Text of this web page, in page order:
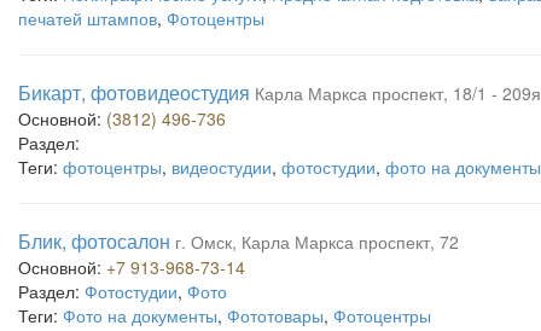
печатей штампов, Фотоцентры
Бикарт, фотовидеостудия Карла Маркса проспект, 18/1 -
Основной: (3812) 496-736
Раздел:
Теги: фотоцентры, видеостудии, фотостудии, фото на документы
Блик, фотосалон г. Омск, Карла Маркса проспект, 72
Основной: +7 913-968-73-14
Раздел: Фотостудии, Фото
Теги: Фото на документы, Фототовары, Фотоцентры